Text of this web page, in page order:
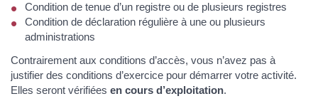
Condition de tenue d’un registre ou de plusieurs registres
Condition de déclaration régulière à une ou plusieurs
administrations
Contrairement aux conditions d’accès, vous n’avez pas à
justifier des conditions d’exercice pour démarrer votre activité.
Elles seront vérifiées en cours d’exploitation.